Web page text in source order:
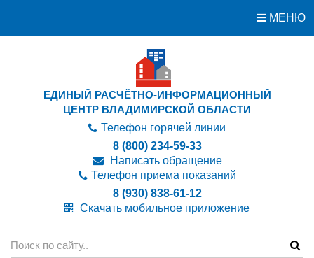
МЕНЮ
ЕДИНЫЙ РАСЧЁТНО-ИНФОРМАЦИОННЫЙ
ЦЕНТР ВЛАДИМИРСКОЙ ОБЛАСТИ
Телефон горячей линии
8 (800) 234-59-33
Написать обращение
Телефон приема показаний
8 (930) 838-61-12
Скачать мобильное приложение